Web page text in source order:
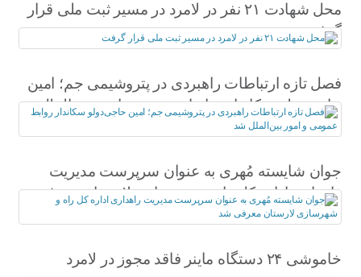
محل شهادت ۲۱ نفر در لامرد در مسیر ثبت ملی قرار
گرفت
فصل تازه ارتباطات راهبردی در پتروشیمی جم؛ امین
حاجی‌دولو سکاندار روابط عمومی و امور بین‌الملل
شد
جوان شایسته مُهری به عنوان سرپرست مدیریت
راهداری اداره کل راه و شهرسازی لارستان معرفی
شد
خاموشی ۲۴ دستگاه ماینر فاقد مجوز در لامرد